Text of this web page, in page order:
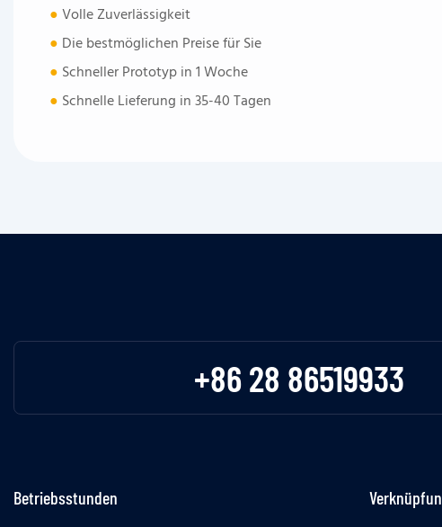
●Volle Zuverlässigkeit
● Die bestmöglichen Preise für Sie
● Schneller Prototyp in 1 Woche
● Schnelle Lieferung in 35-40 Tagen
+86 28 86519933
Betriebsstunden